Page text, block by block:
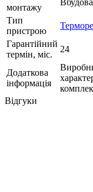
монтажу
Тип
пристрою
Гарантійний
термін, міс.
24
Додаткова
інформація
Відгуки